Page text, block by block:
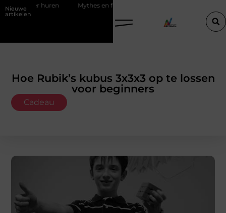
Nieuwe
artikelen
huren Mythes en feiten over zachtere nicotine pouches
Hoe Rubik’s kubus 3x3x3 op te lossen
voor beginners
Cadeau